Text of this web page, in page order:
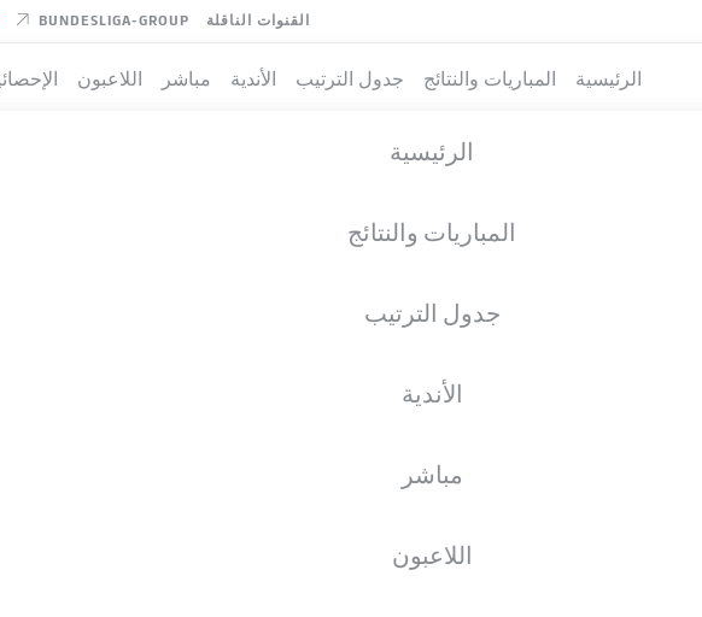
القنوات الناقلة BUNDESLIGA-GROUP
الرئيسية المباريات والنتائج جدول الترتيب الأندية مباشر اللاعبون
الرئيسية
المباريات والنتائج
جدول الترتيب
الأندية
مباشر
اللاعبون
22.02.2002